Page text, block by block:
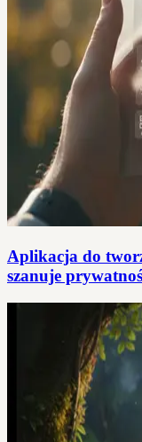
Aplikacja do
szanuje